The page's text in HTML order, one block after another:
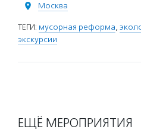
Москва
ТЕГИ: мусорная реформа,
экскурсии
ЕЩЁ МЕРОПРИЯТИЯ